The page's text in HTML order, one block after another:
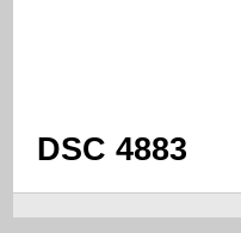
DSC 4883